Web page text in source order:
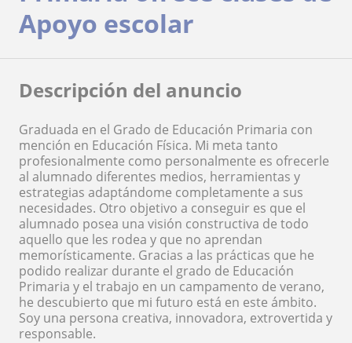
Apoyo escolar
Descripción del anuncio
Graduada en el Grado de Educación Primaria con
mención en Educación Física. Mi meta tanto
profesionalmente como personalmente es ofrecerle
al alumnado diferentes medios, herramientas y
estrategias adaptándome completamente a sus
necesidades. Otro objetivo a conseguir es que el
alumnado posea una visión constructiva de todo
aquello que les rodea y que no aprendan
memorísticamente. Gracias a las prácticas que he
podido realizar durante el grado de Educación
Primaria y el trabajo en un campamento de verano,
he descubierto que mi futuro está en este ámbito.
Soy una persona creativa, innovadora, extrovertida y
responsable.